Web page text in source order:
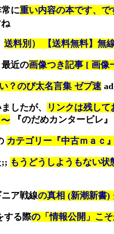
に重い内容の本です、
送料別） 【送料無料】無
近の画像つき記事 [ 画像
？のび太名言集 ゼプ速
したが、 リンクは残し
『のだめカンタービレ』
カテゴリー『中古ｍａｃ
;; もうどうしようもない
ア戦線の真相 (新潮新書)
する際の「情報公開」こ